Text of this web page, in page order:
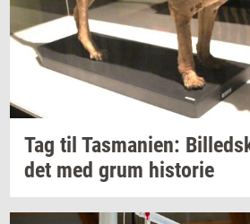
Tag til Tas­ma­ni­en:
det med grum hi­sto­rie